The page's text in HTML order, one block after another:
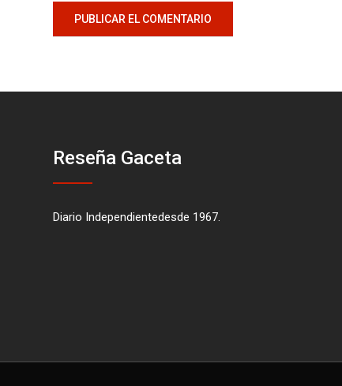
Reseña Gaceta
Diario Independientedesde 1967.